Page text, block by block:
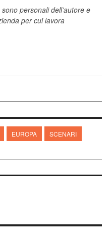
personali dell’autore e
per cui lavora
EUROPA SCENARI